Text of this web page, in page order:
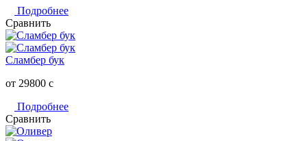
Подробнее
Сравнить
Сламбер бук
от 29800 c
Подробнее
Сравнить